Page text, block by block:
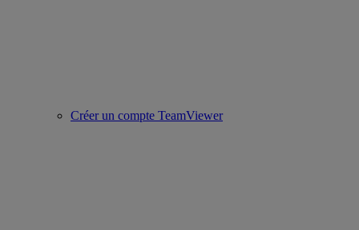
Créer un compte TeamViewer